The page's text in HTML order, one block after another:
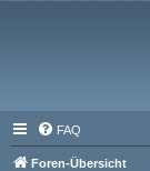
FAQ
Foren-Übersicht